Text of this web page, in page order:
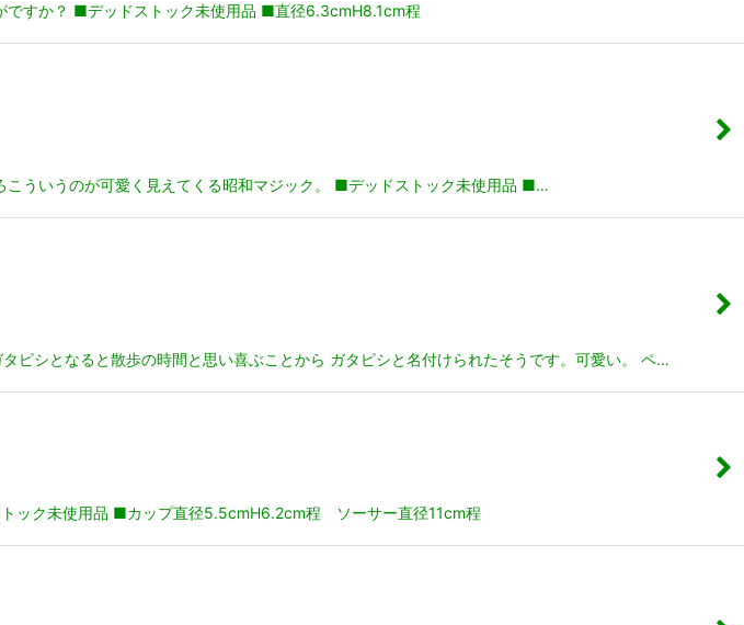
ですか？ ■デッドストック未使用品 ■直径6.3cmH8.1cm程
ういうのが可愛く見えてくる昭和マジック。 ■デッドストック未使用品 ■…
シとなると散歩の時間と思い喜ぶことから ガタピシと名付けられたそうです。可愛い。 ペ…
ック未使用品 ■カップ直径5.5cmH6.2cm程 ソーサー直径11cm程